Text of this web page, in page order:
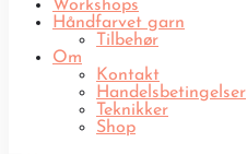
Workshops
Håndfarvet garn
Tilbehør
Om
Kontakt
Handelsbetingelser
Teknikker
Shop